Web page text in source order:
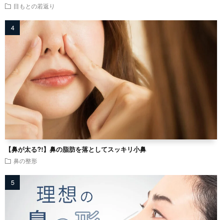
目もとの若返り
【鼻が太る?!】鼻の脂肪を落としてスッキリ小鼻
鼻の整形